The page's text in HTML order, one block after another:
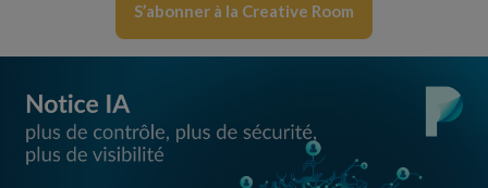
S’abonner à la Creative Room